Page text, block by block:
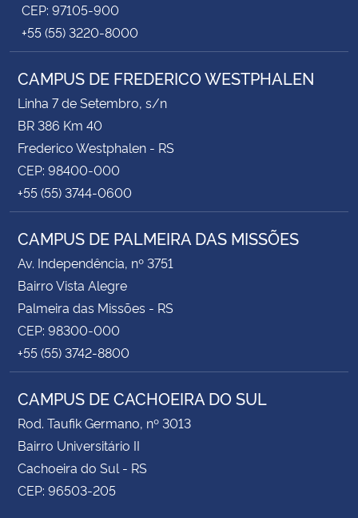
CEP: 97105-900
+55 (55) 3220-8000
CAMPUS DE FREDERICO WESTPHALEN
Linha 7 de Setembro, s/n
BR 386 Km 40
Frederico Westphalen - RS
CEP: 98400-000
+55 (55) 3744-0600
CAMPUS DE PALMEIRA DAS MISSÕES
Av. Independência, nº 3751
Bairro Vista Alegre
Palmeira das Missões - RS
CEP: 98300-000
+55 (55) 3742-8800
CAMPUS DE CACHOEIRA DO SUL
Rod. Taufik Germano, nº 3013
Bairro Universitário II
Cachoeira do Sul - RS
CEP: 96503-205